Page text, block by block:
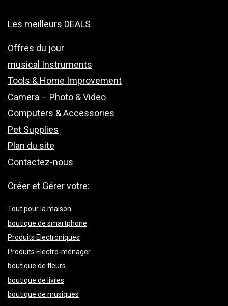
Les meilleurs DEALS
Offres du jour
musical Instruments
Tools & Home Improvement
Camera – Photo & Video
Computers & Accessories
Pet Supplies
Plan du site
Contactez-nous
Créer et Gérer votre:
Tout pour la maison
boutique de smartphone
Produits Electroniques
Produits Electro-ménager
boutique de fleurs
boutique de livres
boutique de musiques